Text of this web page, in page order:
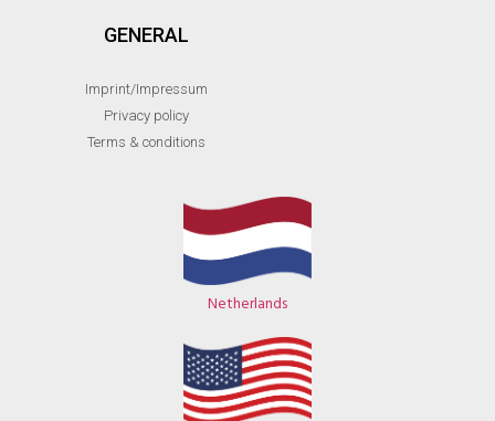
GENERAL
Imprint/Impressum
Privacy policy
Terms & conditions
Netherlands